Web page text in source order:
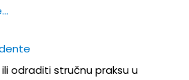
odraditi stručnu praksu u